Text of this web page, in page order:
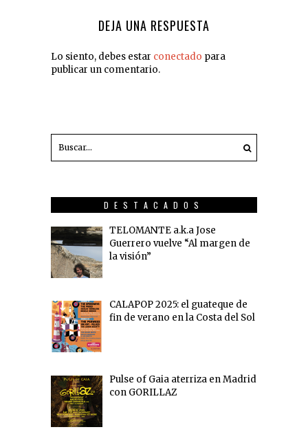
DEJA UNA RESPUESTA
Lo siento, debes estar conectado para
publicar un comentario.
DESTACADOS
TELOMANTE a.k.a Jose
Guerrero vuelve “Al margen de
la visión”
CALAPOP 2025: el guateque de
fin de verano en la Costa del Sol
Pulse of Gaia aterriza en Madrid
con GORILLAZ